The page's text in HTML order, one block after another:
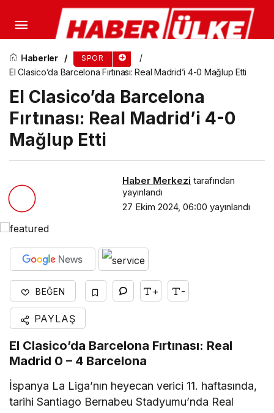
Haberler SPOR
El Clasico’da Barcelona Fırtınası: Real Madrid’i 4-0 Mağlup Etti
El Clasico’da Barcelona
Fırtınası: Real Madrid’i 4-0
Mağlup Etti
Haber Merkezi tarafından
yayınlandı
27 Ekim 2024, 06:00 yayınlandı
BEĞEN + -
PAYLAŞ
El Clasico’da Barcelona Fırtınası: Real
Madrid 0 – 4 Barcelona
İspanya La Liga’nın heyecan verici 11. haftasında,
tarihi Santiago Bernabeu Stadyumu’nda Real
Nuri Şahin: ‘Kolay Goller Yiyoruz, Bu
Kabullenilemez’